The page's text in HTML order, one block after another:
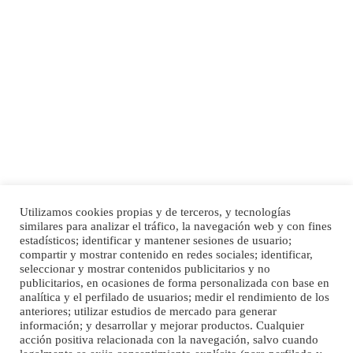
Ninfa perdida
El día 5 se los perdió una ninfa papillera, asustada tiene miedo a la calle, se
perdió por la zon...
Leales.org » Gran Canaria | 6.7.2025
Inicio Publicidad
Política de privacidad
Aviso Legal
Cláusula de Cookies
Enlaces de interés
Utilizamos cookies propias y de terceros, y tecnologías
similares para analizar el tráfico, la navegación web y con fines
estadísticos; identificar y mantener sesiones de usuario;
compartir y mostrar contenido en redes sociales; identificar,
seleccionar y mostrar contenidos publicitarios y no
publicitarios, en ocasiones de forma personalizada con base en
analítica y el perfilado de usuarios; medir el rendimiento de los
anteriores; utilizar estudios de mercado para generar
información; y desarrollar y mejorar productos. Cualquier
acción positiva relacionada con la navegación, salvo cuando